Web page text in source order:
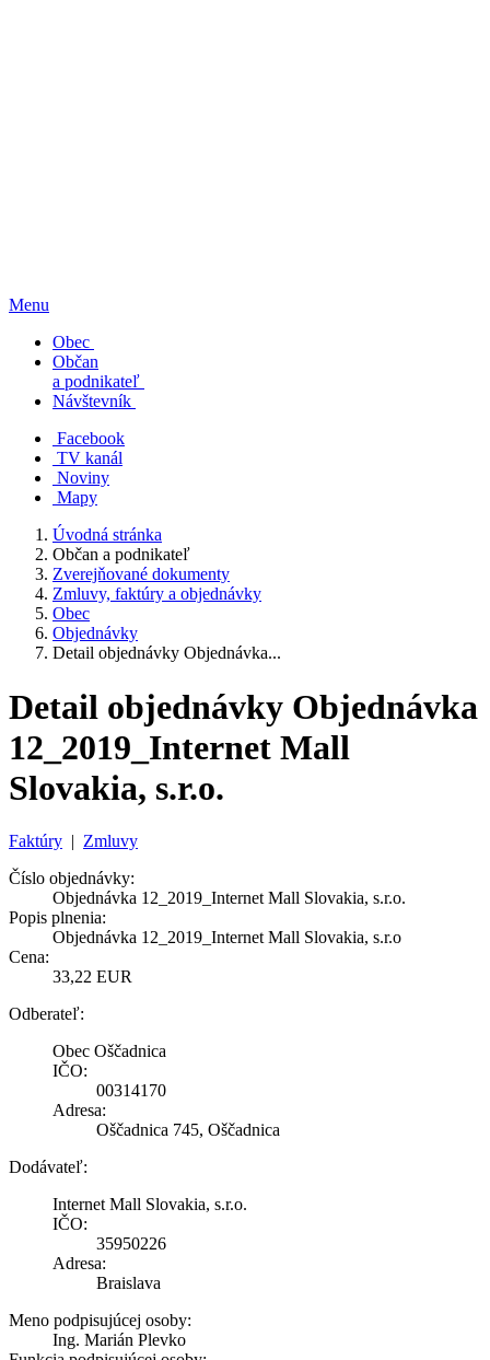
Menu
Obec
Občan
a podnikateľ
Návštevník
Facebook
TV kanál
Noviny
Mapy
Úvodná stránka
Občan a podnikateľ
Zverejňované dokumenty
Zmluvy, faktúry a objednávky
Obec
Objednávky
Detail objednávky Objednávka...
Detail objednávky Objednávka
12_2019_Internet Mall
Slovakia, s.r.o.
Faktúry | Zmluvy
Číslo objednávky:
Objednávka 12_2019_Internet Mall Slovakia, s.r.o.
Popis plnenia:
Objednávka 12_2019_Internet Mall Slovakia, s.r.o
Cena:
33,22 EUR
Odberateľ:
Obec Oščadnica
IČO:
00314170
Adresa:
Oščadnica 745, Oščadnica
Dodávateľ:
Internet Mall Slovakia, s.r.o.
IČO:
35950226
Adresa:
Braislava
Meno podpisujúcej osoby:
Ing. Marián Plevko